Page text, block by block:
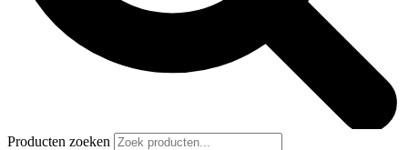
Producten zoeken